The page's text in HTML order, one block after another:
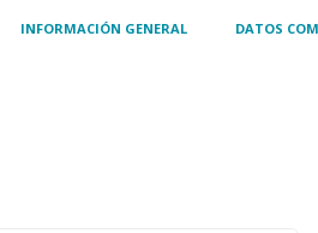
INFORMACIÓN GENERAL DATOS